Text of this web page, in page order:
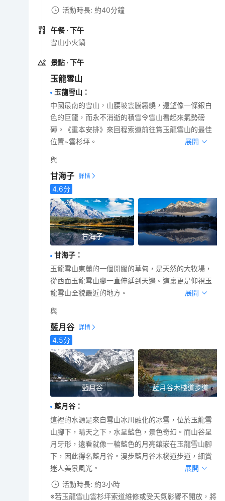
活動時長: 約40分鐘
午餐 · 下午
雪山小火鍋
景點 · 下午
玉龍雪山
玉龍雪山 ：
中國最南的雪山，山腰坡雲騰霧繞，遠望像一條銀白
色的巨龍，而永不消逝的積雪令雪山看起來氣勢磅
礡。《重本安排》來回程索道前往賞玉龍雪山的最佳
位置~雲杉坪。
展開
與
甘海子
4.6分
甘海子
甘海子 ：
玉龍雪山東麓的一個開闊的草甸，是天然的大牧場，
從西面玉龍雪山腳一直伸延到天邊。這裏更是仰視玉
龍雪山全貌最近的地方。
展開
與
藍月谷
4.5分
藍月谷 藍月谷木棧道步道
藍月谷 ：
這裡的水源是來自雪山冰川融化的冰雪，位於玉龍雪
山腳下，晴天之下，水呈藍色，景色奇幻。而山谷呈
月牙形，遠看就像一輪藍色的月亮鑲嵌在玉龍雪山腳
下，因此得名藍月谷。漫步藍月谷木棧道步道，細賞
迷人美景風光。
展開
活動時長: 約3小時
※若玉龍雪山雲杉坪索道維修或受天氣影響不開放，將